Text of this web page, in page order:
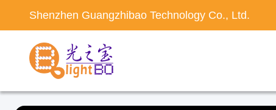
Shenzhen Guangzhibao Technology Co., Ltd.